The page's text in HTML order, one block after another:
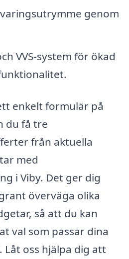
genom
VVS-system för ökad
enkelt formulär på
du få tre
från aktuella
med
i Viby. Det ger dig
överväga olika
så att du kan
val som passar dina
Låt oss hjälpa dig att